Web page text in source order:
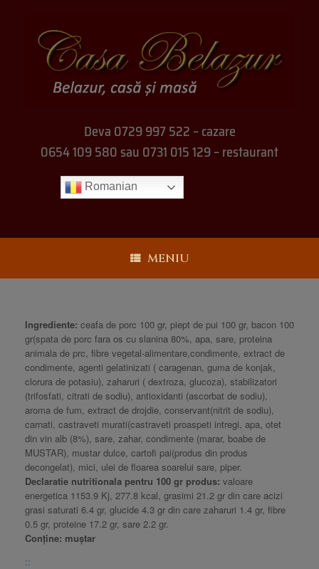
Deva 0729 997 522 – cazare
0654 109 580 sau 0731 015 129 – restaurant
Romanian
MENIU
Ingrediente: ceafa de porc 100 gr, piept de pui 100 gr, bacon 100
gr(spata de porc fara os cu slanina 80%, apa, sare, proteina
animala de prc, fibre vegetal-alimentare,condimente, extract de
condimente, agenti gelatinizati ( caragenan, guma de konjak,
clorura de potasiu), zaharuri ( dextroza, glucoza), stabilizatori
(trifosfati, citrati de sodiu), antioxidanti (ascorbat de sodiu),
aroma de fum, extract de drojdie, conservant(nitrit de sodiu),
carnati, castraveti murati(castraveti proaspeti intregi, apa, otet
din vin alb (8%), sare, zahar, condimente (marar, boabe de
MUSTAR), mustar dulce, cartofi pai(produs din produs
decongelat), mici, ulei de floarea soarelui sare, piper.
Declaratie nutritionala pentru 100 gr produs: valoare
energetica 1153.9 Kj, 277.8 kcal, grasimi 21.2 gr din care acizi
grasi saturati 6.4 gr, glucide 4.3 gr din care zaharuri 1.4 gr, fibre
0.5 gr, proteine 17.2 gr, sare 2.2 gr.
Conține: muștar
::